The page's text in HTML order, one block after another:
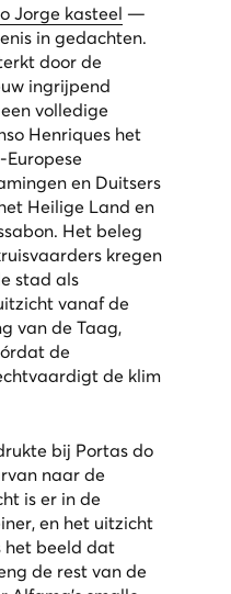
Jorge kasteel —
in gedachten.
door de
ingrijpend
volledige
Henriques het
en Duitsers
Heilige Land en
Het beleg
kregen
stad als
vanaf de
van de Taag,
de
de klim
bij Portas do
naar de
is er in de
en het uitzicht
het beeld dat
de rest van de